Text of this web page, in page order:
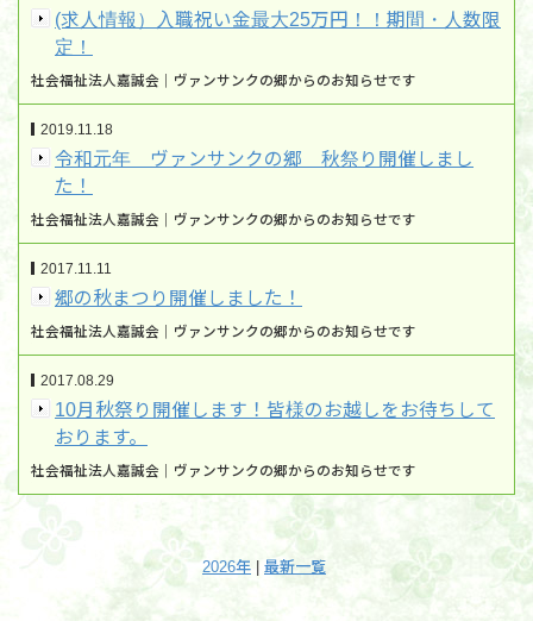
(求人情報）入職祝い金最大25万円！！期間・人数限
定！
社会福祉法人嘉誠会｜ヴァンサンクの郷からのお知らせです
2019.11.18
令和元年 ヴァンサンクの郷 秋祭り開催しまし
た！
社会福祉法人嘉誠会｜ヴァンサンクの郷からのお知らせです
2017.11.11
郷の秋まつり開催しました！
社会福祉法人嘉誠会｜ヴァンサンクの郷からのお知らせです
2017.08.29
10月秋祭り開催します！皆様のお越しをお待ちして
おります。
社会福祉法人嘉誠会｜ヴァンサンクの郷からのお知らせです
2026年 最新一覧